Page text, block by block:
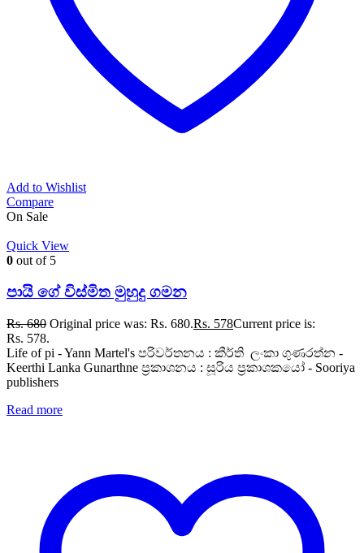
Add to Wishlist
Compare
On Sale
Quick View
0 out of 5
පායි ගේ විස්මිත මුහුදු ගමන
Rs.680 Original price was: Rs. 680.Rs. 578Current price is:
Rs. 578.
Life of pi - Yann Martel's පරිවර්තනය : කීර්ති ලංකා ගුණරත්න -
Keerthi Lanka Gunarthne ප්‍රකාශනය : සූරිය ප්‍රකාශකයෝ - Sooriya
publishers
Read more